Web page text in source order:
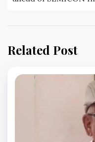
Related Post